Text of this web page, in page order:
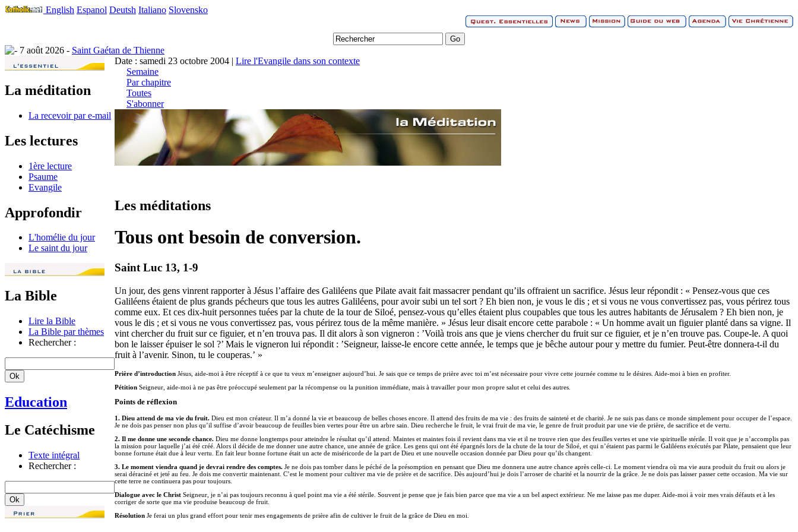
English Espanol Deutsh Italiano Slovensko
7 août 2026 - Saint Gaétan de Thienne
La méditation
La recevoir par e-mail
Les lectures
1ère lecture
Psaume
Evangile
Approfondir
L'homélie du jour
Le saint du jour
La Bible
Lire la Bible
La Bible par thèmes
Rechercher :
Education
Le Catéchisme
Texte intégral
Rechercher :
Date : samedi 23 octobre 2004 | Lire l'Evangile dans son contexte
Semaine
Par chapitre
Toutes
S'abonner
Les méditations
Tous ont besoin de conversion.
Saint Luc 13, 1-9
Un jour, des gens vinrent rapporter à Jésus l’affaire des Galiléens que Pilate avait fait massacrer pendant qu’ils offraient un sacrifice. Jésus leur répondit : « Pensez-vous que ces
Galiléens étaient de plus grands pécheurs que tous les autres Galiléens, pour avoir subi un tel sort ? Eh bien non, je vous le dis ; et si vous ne vous convertissez pas, vous périrez tous
comme eux. Et ces dix-huit personnes tuées par la chute de la tour de Siloé, pensez-vous qu’elles étaient plus coupables que tous les autres habitants de Jérusalem ? Eh bien non, je
vous le dis ; et si vous ne vous convertissez pas, vous périrez tous de la même manière. » Jésus leur disait encore cette parabole : « Un homme avait un figuier planté dans sa vigne. Il
vint chercher du fruit sur ce figuier, et n’en trouva pas. Il dit alors à son vigneron : ’Voilà trois ans que je viens chercher du fruit sur ce figuier, et je n’en trouve pas. Coupe-le. A quoi
bon le laisser épuiser le sol ?’ Mais le vigneron lui répondit : ’Seigneur, laisse-le encore cette année, le temps que je bêche autour pour y mettre du fumier. Peut-être donnera-t-il du
fruit à l’avenir. Sinon, tu le couperas.’ »
Prière d’introduction Jésus, aide-moi à être réceptif à ce que tu veux m’enseigner aujourd’hui. Je sais que ce temps de prière avec toi m’est nécessaire pour vivre cette journée comme tu le désires. Aide-moi à bien en profiter.
Pétition Seigneur, aide-moi à ne pas être préoccupé seulement par la récompense ou la punition immédiate, mais à travailler pour mon propre salut et celui des autres.
Points de réflexion
1. Dieu attend de ma vie du fruit. Dieu est mon créateur. Il m’a donné la vie et beaucoup de belles choses encore. Il attend des fruits de ma vie : des fruits de sainteté et de charité. Je ne suis pas dans ce monde simplement pour occuper de l’espace.
Je ne dois pas penser non plus qu’il suffise d’avoir beaucoup de feuilles bien vertes pour être un arbre sain. Dieu recherche le fruit, le vrai fruit de ma vie, le genre de fruit produit par une vie de prière, de sacrifice et de vertu.
2. Il me donne une seconde chance. Dieu me donne longtemps pour atteindre le résultat qu’il attend. Maintes et maintes fois il revient dans ma vie et il ne trouve rien que des feuilles vertes et une vie spirituelle stérile. Il voit que je n’accomplis pas
la mission pour laquelle j’ai été créé. Alors il décide de me donner une autre chance, une année de grâce. Les gens qui ont été épargnés lors de la chute de la tour de Siloé, et qui n’étaient pas parmi le Galiléens exécutés par Pilate, pensaient que leur
bonne fortune était due à leur vertu. En fait leur bonne fortune était un acte de miséricorde de la part de Dieu et une nouvelle occasion donnée par Dieu pour qu’ils changent.
3. Le moment viendra quand je devrai rendre des comptes. Je ne dois pas tomber dans le péché de la présomption en pensant que Dieu me donnera une autre chance après celle-ci. Le moment viendra où ma vie aura produit du fruit ou alors je
serai déraciné et jeté au feu. Je dois me convertir maintenant. C’est le moment pour cultiver ma vie de prière et de sacrifice. Dès aujourd’hui je dois l’arroser de charité et la nourrir de la grâce. Je ne dois pas laisser passer cette occasion. Ma vie sur
cette terre ne continuera pas pour toujours.
Dialogue avec le Christ Seigneur, je n’ai pas toujours reconnu à quel point ma vie a été stérile. Souvent je pense que je fais bien parce que ma vie a un bel aspect extérieur. Ne me laisse pas me duper. Aide-moi à voir mes vrais défauts et à les
corriger de sorte que ma vie produise beaucoup de fruit.
Résolution Je ferai un plus grand effort pour tenir mes engagements de prière afin de cultiver le fruit de la grâce de Dieu en moi.